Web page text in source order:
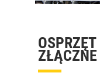
ZŁĄCZNE